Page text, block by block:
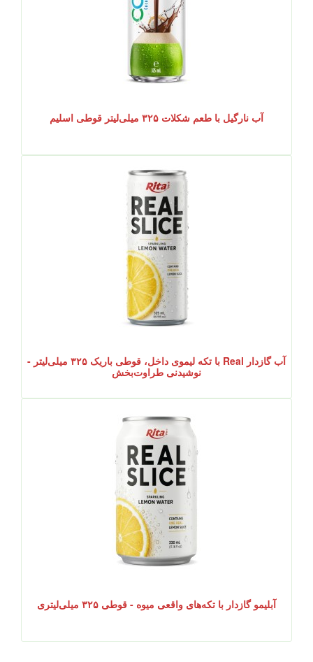
آب نارگیل با طعم شکلات ۳۲۵ میلی‌لیتر قوطی اسلیم
آب گازدار Real با تکه لیموی داخل، قوطی باریک ۳۲۵ میلی‌لیتر -
نوشیدنی طراوت‌بخش
آبلیمو گازدار با تکه‌های واقعی میوه - قوطی ۳۲۵ میلی‌لیتری